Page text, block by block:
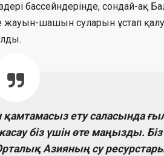
бассейндерінде, сондай-ақ
жауын-шашын суларын ұстап
қамтамасыз ету саласында
біз үшін өте маңызды.
Азияның су